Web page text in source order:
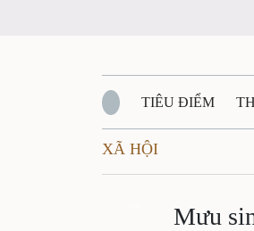
TIÊU ĐIỂM
QUỐC PHÒNG - AN
QUÊ HƯƠNG - ĐẤT
XÃ HỘI
Mưu